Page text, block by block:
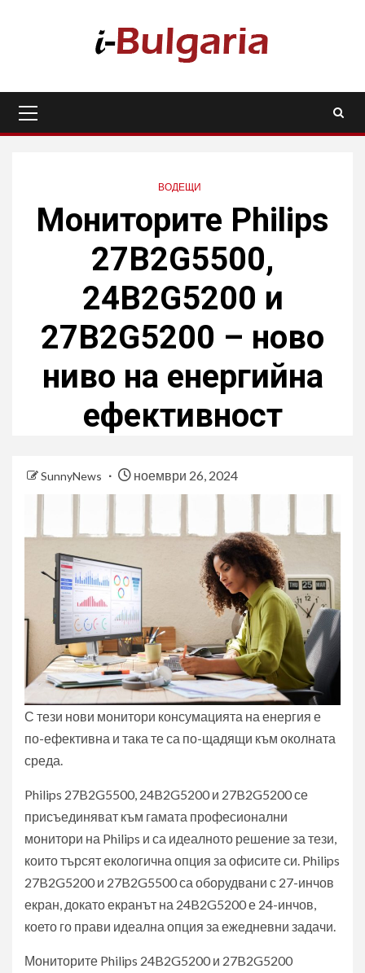
Menu
ВОДЕЩИ
Мониторите Philips
27B2G5500,
24B2G5200 и
27B2G5200 – ново
ниво на енергийна
ефективност
SunnyNews ноември 26, 2024
С тези нови монитори консумацията на енергия е
по-ефективна и така те са по-щадящи към околната
среда.
Philips 27B2G5500, 24B2G5200 и 27B2G5200 се
присъединяват към гамата професионални
монитори на Philips и са идеалното решение за тези,
които търсят екологична опция за офисите си. Philips
27B2G5200 и 27B2G5500 са оборудвани с 27-инчов
екран, докато екранът на 24B2G5200 е 24-инчов,
което го прави идеална опция за ежедневни задачи.
Мониторите Philips 24B2G5200 и 27B2G5200